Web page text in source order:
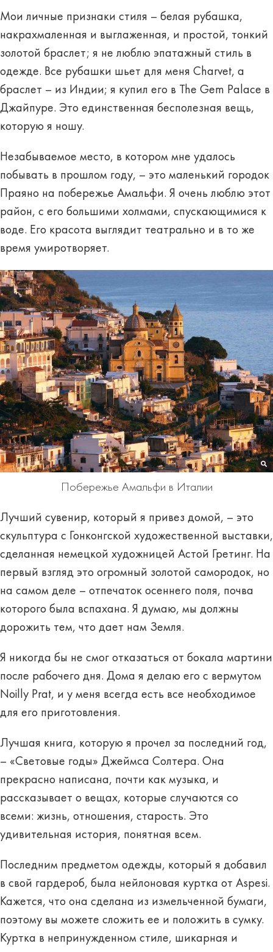
Мои личные признаки стиля – белая рубашка,
накрахмаленная и выглаженная, и простой, тонкий
золотой браслет; я не люблю эпатажный стиль в
одежде. Все рубашки шьет для меня Charvet, а
браслет – из Индии; я купил его в The Gem Palace в
Джайпуре. Это единственная бесполезная вещь,
которую я ношу.
Незабываемое место, в котором мне удалось
побывать в прошлом году, – это маленький городок
Праяно на побережье Амальфи. Я очень люблю этот
район, с его большими холмами, спускающимися к
воде. Его красота выглядит театрально и в то же
время умиротворяет.
Побережье Амальфи в Италии
Лучший сувенир, который я привез домой, – это
скульптура с Гонконгской художественной выставки,
сделанная немецкой художницей Астой Гретинг. На
первый взгляд это огромный золотой самородок, но
на самом деле – отпечаток осеннего поля, почва
которого была вспахана. Я думаю, мы должны
дорожить тем, что дает нам Земля.
Я никогда бы не смог отказаться от бокала мартини
после рабочего дня. Дома я делаю его с вермутом
Noilly Prat, и у меня всегда есть все необходимое
для его приготовления.
Лучшая книга, которую я прочел за последний год,
– «Световые годы» Джеймса Солтера. Она
прекрасно написана, почти как музыка, и
рассказывает о вещах, которые случаются со
всеми: жизнь, отношения, старость. Это
удивительная история, понятная всем.
Последним предметом одежды, который я добавил
в свой гардероб, была нейлоновая куртка от Aspesi.
Кажется, что она сделана из измельченной бумаги,
поэтому вы можете сложить ее и положить в сумку.
Куртка в непринужденном стиле, шикарная и